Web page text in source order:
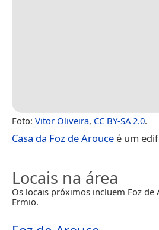
Foto: Vitor Oliveira, CC BY-SA 2.0.
Casa da Foz de Arouce é um
Locais na área
Os locais próximos incluem Foz de
Ermio.